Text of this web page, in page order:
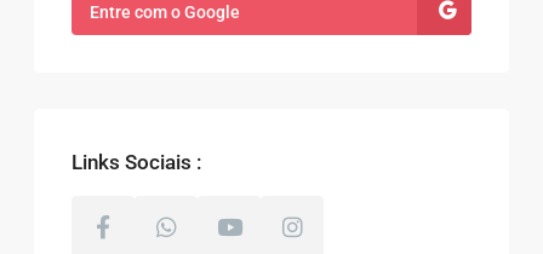
Entre com o Google
Links Sociais :